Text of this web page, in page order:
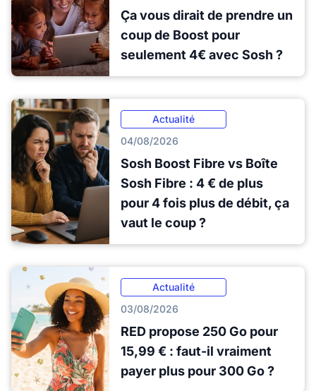
Ça vous dirait de prendre un
coup de Boost pour
seulement 4€ avec Sosh ?
Actualité
04/08/2026
Sosh Boost Fibre vs Boîte
Sosh Fibre : 4 € de plus
pour 4 fois plus de débit, ça
vaut le coup ?
Actualité
03/08/2026
RED propose 250 Go pour
15,99 € : faut-il vraiment
payer plus pour 300 Go ?